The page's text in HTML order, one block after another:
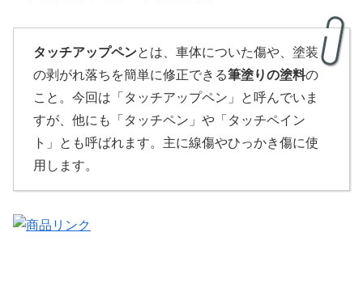
タッチアップペンとは、車体についた傷や、塗装
の剥がれ落ちを簡単に修正できる筆塗りの塗料の
こと。今回は「タッチアップペン」と呼んでいま
すが、他にも「タッチペン」や「タッチペイン
ト」とも呼ばれます。主に線傷やひっかき傷に使
用します。